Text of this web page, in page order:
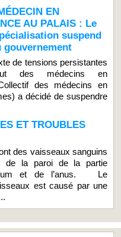
EN
AU PALAIS : Le
suspend
gouvernement
de tensions persistantes
des médecins en
des médecins en
a décidé de suspendre
ET TROUBLES
des vaisseaux sanguins
de la paroi de la partie
et de l’anus. Le
est causé par une